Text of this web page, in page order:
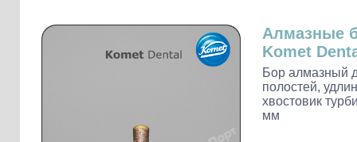
Наконечники и переходники KaVo
Алмазные
Komet
Бор алмазный
полостей,
хвостовик
мм